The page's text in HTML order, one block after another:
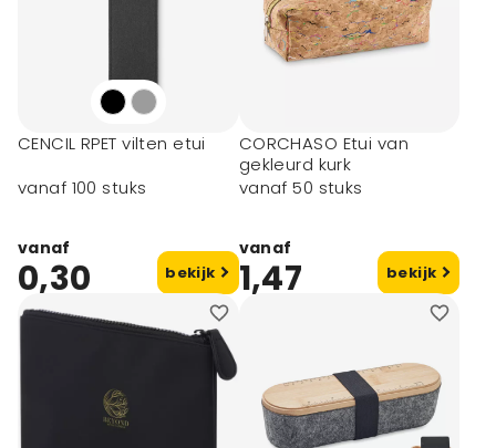
CENCIL RPET vilten etui
vanaf 100 stuks
vanaf
0,30 bekijk
CORCHASO Etui van
gekleurd kurk
vanaf 50 stuks
vanaf
1,47 bekijk